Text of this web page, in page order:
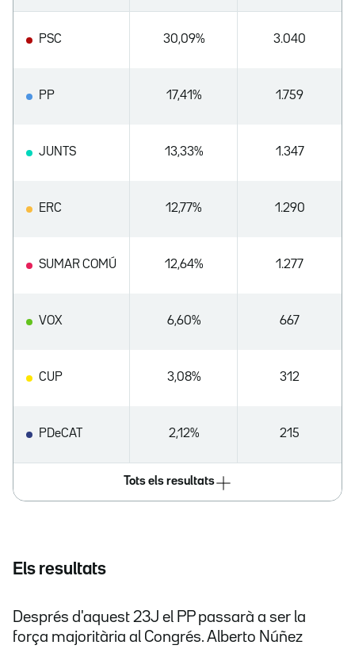
PSC 30,09% 3.040
PP 17,41% 1.759
JUNTS 13,33% 1.347
ERC 12,77% 1.290
SUMAR COMÚ 12,64% 1.277
VOX 6,60% 667
CUP 3,08% 312
PDeCAT 2,12% 215
Tots els resultats
Els resultats
Després d'aquest 23J el PP passarà a ser la
força majoritària al Congrés. Alberto Núñez